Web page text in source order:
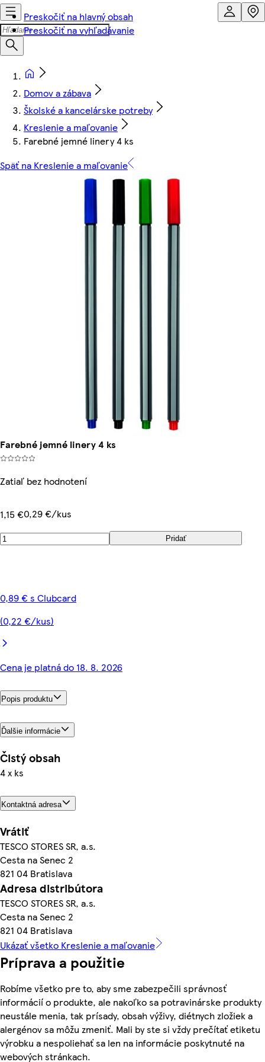
Preskočiť na hlavný obsah
Preskočiť na vyhľadávanie
Domov a zábava
Školské a kancelárske potreby
Kreslenie a maľovanie
Farebné jemné linery 4 ks
Späť na Kreslenie a maľovanie
Farebné jemné linery 4 ks
Zatiaľ bez hodnotení
1,15 €0,29 €/kus
Pridať
0,89 € s Clubcard
(0,22 €/kus)
Cena je platná do 18. 8. 2026
Popis produktu
Ďalšie informácie
Čistý obsah
4 x ks
Kontaktná adresa
Vrátiť
TESCO STORES SR, a.s.
Cesta na Senec 2
821 04 Bratislava
Adresa distribútora
TESCO STORES SR, a.s.
Cesta na Senec 2
821 04 Bratislava
Ukázať všetko Kreslenie a maľovanie
Príprava a použitie
Robíme všetko pre to, aby sme zabezpečili správnosť
informácií o produkte, ale nakoľko sa potravinárske produkty
neustále menia, tak prísady, obsah výživy, diétnych zložiek a
alergénov sa môžu zmeniť. Mali by ste si vždy prečítať etiketu
výrobku a nespoliehať sa len na informácie poskytnuté na
webových stránkach.